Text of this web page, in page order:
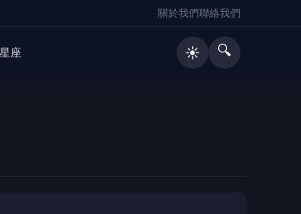
關於我們聯絡我們
星座 ☀️ 🔍